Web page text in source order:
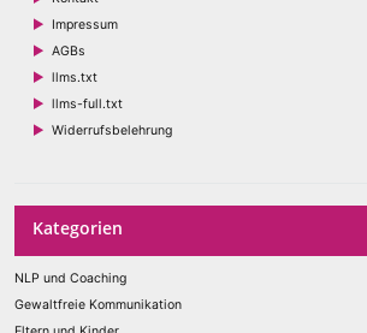
Impressum
AGBs
llms.txt
llms-full.txt
Widerrufsbelehrung
Kategorien
NLP und Coaching
Gewaltfreie Kommunikation